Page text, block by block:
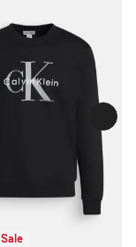
Sale